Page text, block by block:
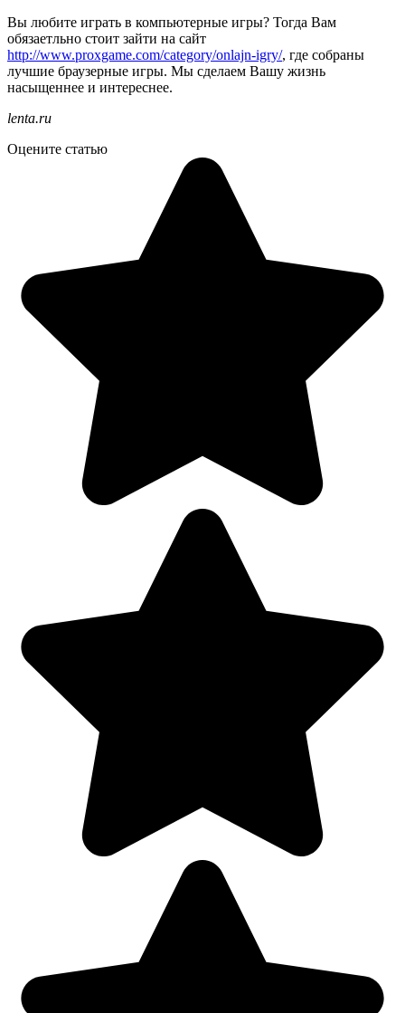
Вы любите играть в компьютерные игры? Тогда Вам
обязаетльно стоит зайти на сайт
http://www.proxgame.com/category/onlajn-igry/, где собраны
лучшие браузерные игры. Мы сделаем Вашу жизнь
насыщеннее и интереснее.
lenta.ru
Оцените статью